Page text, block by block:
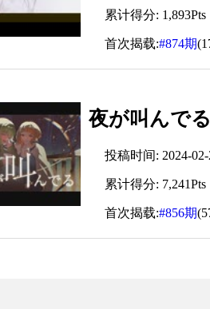
累计得分: 1,893Pts
首次揭载:#874期
夜が叫んで
投稿时间: 2024-02-
累计得分: 7,241Pts
首次揭载:#856期